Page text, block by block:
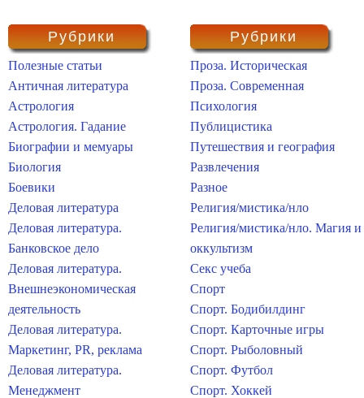
Рубрики
Полезные статьи
Античная литература
Астрология
Астрология. Гадание
Биографии и мемуары
Биология
Боевики
Деловая литература
Деловая литература.
Банковское дело
Деловая литература.
Внешнеэкономическая
деятельность
Деловая литература.
Маркетинг, PR, реклама
Деловая литература.
Менеджмент
Рубрики
Проза. Историческая
Проза. Современная
Психология
Публицистика
Путешествия и география
Развлечения
Разное
Религия/мистика/нло
Религия/мистика/нло. Магия и
оккультизм
Секс учеба
Спорт
Спорт. Бодибилдинг
Спорт. Карточные игры
Спорт. Рыболовный
Спорт. Футбол
Спорт. Хоккей